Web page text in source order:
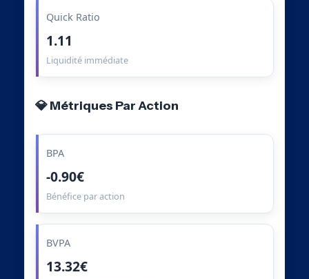
Quick Ratio
1.11
Liquidité immédiate
💎 Métriques Par Action
BPA
-0.90€
Bénéfice par action
BVPA
13.32€